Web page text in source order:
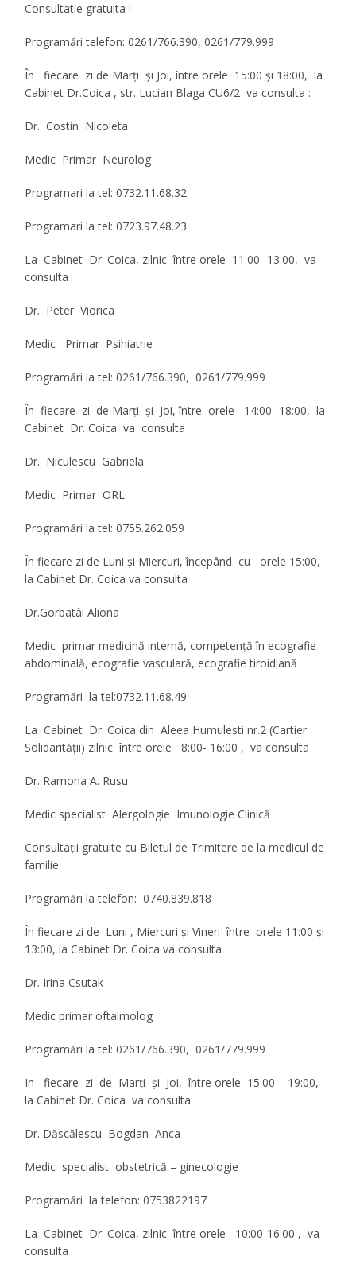
Consultatie gratuita !
Programări telefon:0261/766.390, 0261/779.999
În fiecare zi de Marţi şi Joi, între orele 15:00 şi 18:00, la
Cabinet Dr.Coica , str. Lucian Blaga CU6/2 va consulta :
Dr. Costin Nicoleta
Medic Primar Neurolog
Programari la tel: 0732.11.68.32
Programari la tel: 0723.97.48.23
La Cabinet Dr. Coica, zilnic între orele 11:00- 13:00, va
consulta
Dr. Peter Viorica
Medic Primar Psihiatrie
Programări la tel: 0261/766.390, 0261/779.999
În fiecare zi de Marţi şi Joi, între orele 14:00- 18:00, la
Cabinet Dr. Coica va consulta
Dr. Niculescu Gabriela
Medic Primar ORL
Programări la tel: 0755.262.059
În fiecare zi de Luni şi Miercuri, începând cu orele 15:00,
la Cabinet Dr. Coica va consulta
Dr.Gorbatâi Aliona
Medic primar medicină internă, competenţă în ecografie
abdominală, ecografie vasculară, ecografie tiroidiană
Programări la tel:0732.11.68.49
La Cabinet Dr. Coica dinAleea Humulesti nr.2 (Cartier
Solidarităţii) zilnic între orele8:00- 16:00 , va consulta
Dr. Ramona A. Rusu
Medic specialist Alergologie Imunologie Clinică
Consultaţii gratuite cu Biletul de Trimitere de la medicul de
familie
Programări la telefon: 0740.839.818
În fiecare zi de Luni , Miercuri şi Vineri între orele 11:00 şi
13:00, la Cabinet Dr. Coica va consulta
Dr. Irina Csutak
Medic primar oftalmolog
Programări la tel: 0261/766.390, 0261/779.999
In fiecare zi de Marţi şi Joi, între orele 15:00 – 19:00,
la Cabinet Dr. Coica va consulta
Dr. Dăscălescu Bogdan Anca
Medic specialist obstetrică – ginecologie
Programări la telefon: 0753822197
La Cabinet Dr. Coica, zilnic între orele 10:00-16:00 , va
consulta